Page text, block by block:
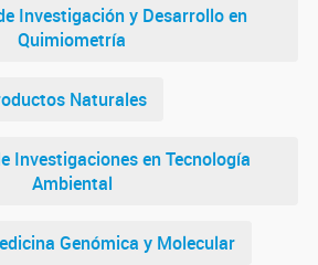
Investigación y Desarrollo en
Quimiometría
Naturales
Investigaciones en Tecnología
Ambiental
Genómica y Molecular